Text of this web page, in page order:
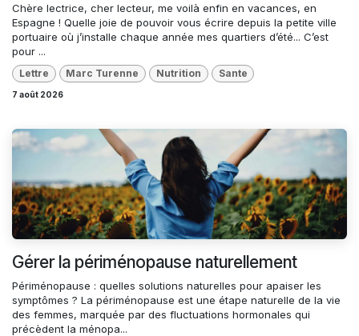
Chère lectrice, cher lecteur, me voilà enfin en vacances, en
Espagne ! Quelle joie de pouvoir vous écrire depuis la petite ville
portuaire où j’installe chaque année mes quartiers d’été... C’est
pour ...
Lettre Marc Turenne Nutrition Sante
7 août 2026
Gérer la périménopause naturellement
Périménopause : quelles solutions naturelles pour apaiser les
symptômes ? La périménopause est une étape naturelle de la vie
des femmes, marquée par des fluctuations hormonales qui
précèdent la ménopa...